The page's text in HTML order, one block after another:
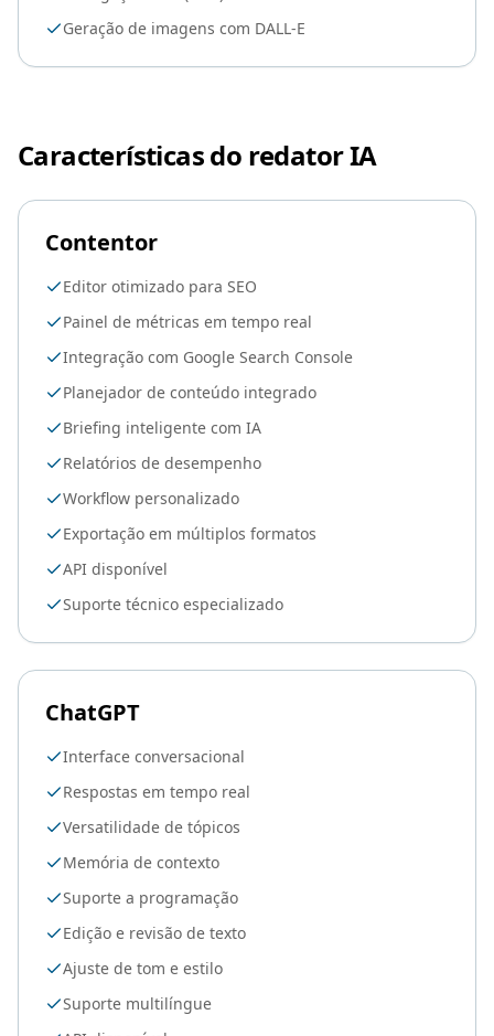
Geração de imagens com DALL-E
Características do redator IA
Contentor
Editor otimizado para SEO
Painel de métricas em tempo real
Integração com Google Search Console
Planejador de conteúdo integrado
Briefing inteligente com IA
Relatórios de desempenho
Workflow personalizado
Exportação em múltiplos formatos
API disponível
Suporte técnico especializado
ChatGPT
Interface conversacional
Respostas em tempo real
Versatilidade de tópicos
Memória de contexto
Suporte a programação
Edição e revisão de texto
Ajuste de tom e estilo
Suporte multilíngue